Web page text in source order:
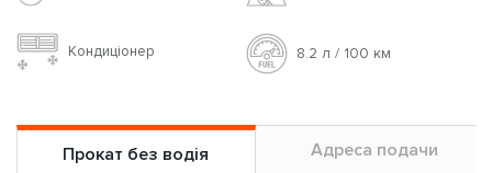
Кондиціонер 8.2 л / 100 км
Прокат без водія Адреса подачи